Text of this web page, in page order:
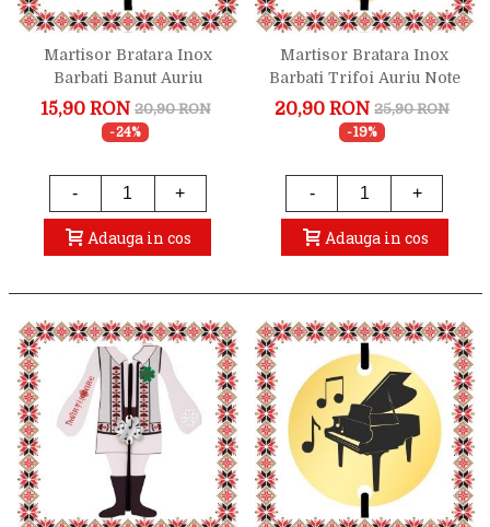
Martisor Bratara Inox
Barbati Banut Auriu
Saxofon
15,90 RON 20,90 RON
-24%
- +
Adauga in cos
Martisor Bratara Inox
Barbati Trifoi Auriu Note
Muzicale
20,90 RON 25,90 RON
-19%
- +
Adauga in cos